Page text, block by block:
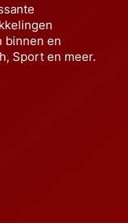
binnen en
Sport en meer.